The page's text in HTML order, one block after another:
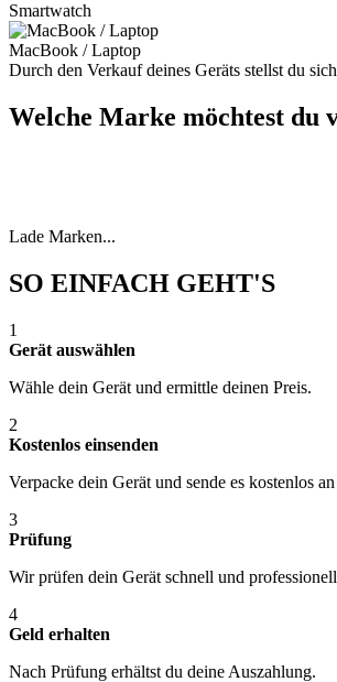
Smartwatch
MacBook / Laptop
Durch den Verkauf deines Geräts stellst du
Welche Marke möchtest du
Lade Marken...
SO EINFACH GEHT'S
1
Gerät auswählen
Wähle dein Gerät und ermittle deinen Preis.
2
Kostenlos einsenden
Verpacke dein Gerät und sende es kostenlos
3
Prüfung
Wir prüfen dein Gerät schnell und
4
Geld erhalten
Nach Prüfung erhältst du deine Auszahlung.